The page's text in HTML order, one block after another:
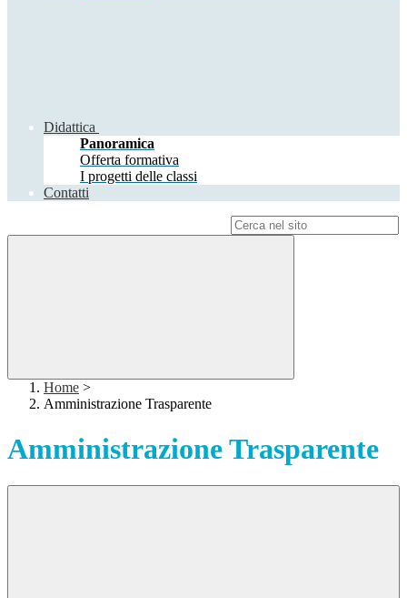
Didattica
Panoramica
Offerta formativa
I progetti delle classi
Contatti
Home >
Amministrazione Trasparente
Amministrazione Trasparente